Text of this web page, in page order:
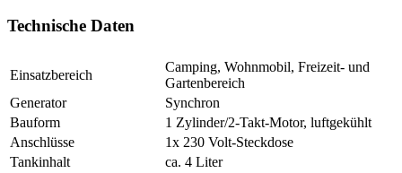
Technische Daten
Einsatzbereich
Camping, Wohnmobil, Freizeit- und
Gartenbereich
Generator
Synchron
Bauform
1 Zylinder/2-Takt-Motor, luftgekühlt
Anschlüsse
1x 230 Volt-Steckdose
Tankinhalt
ca. 4 Liter